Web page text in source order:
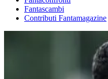
Fantascambi
Contributi Fantamagazine